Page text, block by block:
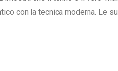
con la tecnica moderna. Le